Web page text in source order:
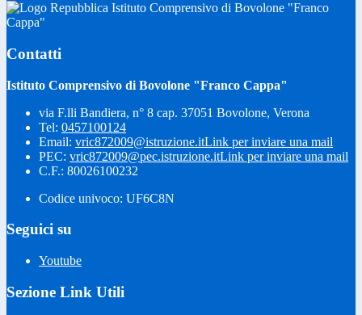
Istituto Comprensivo di Bovolone "Franco
Cappa"
Contatti
Istituto Comprensivo di Bovolone "Franco Cappa"
via F.lli Bandiera, n° 8 cap. 37051 Bovolone, Verona
Tel: 0457100124
Email: vric872009@istruzione.itLink per inviare una mail
PEC: vric872009@pec.istruzione.itLink per inviare una mail
C.F.: 80026100232
Codice univoco: UF6C8N
Seguici su
Youtube
Sezione Link Utili